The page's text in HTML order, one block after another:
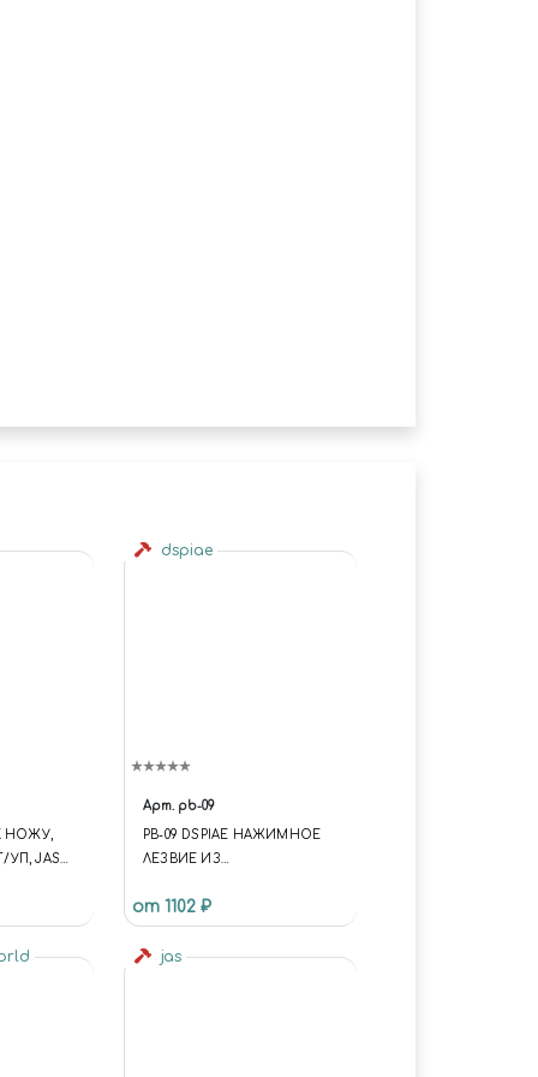
НОЖУ,
УП, JAS
dspiae
Арт. pb-09
PB-09 DSPIAE НАЖИМНОЕ
ЛЕЗВИЕ ИЗ
ММ
от 1102 ₽
jas